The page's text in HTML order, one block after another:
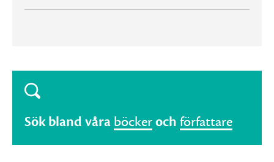
Sök bland våra böckeroch författare